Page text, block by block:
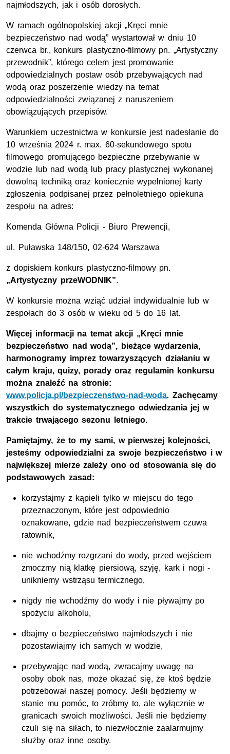
najmłodszych, jak i osób dorosłych.
W ramach ogólnopolskiej akcji „Kręci mnie
bezpieczeństwo nad wodą” wystartował w dniu 10
czerwca br., konkurs plastyczno-filmowy pn. „Artystyczny
przewodnik”, którego celem jest promowanie
odpowiedzialnych postaw osób przebywających nad
wodą oraz poszerzenie wiedzy na temat
odpowiedzialności związanej z naruszeniem
obowiązujących przepisów.
Warunkiem uczestnictwa w konkursie jest nadesłanie do
10 września 2024 r. max. 60-sekundowego spotu
filmowego promującego bezpieczne przebywanie w
wodzie lub nad wodą lub pracy plastycznej wykonanej
dowolną techniką oraz koniecznie wypełnionej karty
zgłoszenia podpisanej przez pełnoletniego opiekuna
zespołu na adres:
Komenda Główna Policji - Biuro Prewencji,
ul. Puławska 148/150, 02-624 Warszawa
z dopiskiem konkurs plastyczno-filmowy pn.
„Artystyczny przeWODNIK”.
W konkursie można wziąć udział indywidualnie lub w
zespołach do 3 osób w wieku od 5 do 16 lat.
Więcej informacji na temat akcji „Kręci mnie
bezpieczeństwo nad wodą”, bieżące wydarzenia,
harmonogramy imprez towarzyszących działaniu w
całym kraju, quizy, porady oraz regulamin konkursu
można znaleźć na stronie:
www.policja.pl/bezpieczenstwo-nad-woda. Zachęcamy
wszystkich do systematycznego odwiedzania jej w
trakcie trwającego sezonu letniego.
Pamiętajmy, że to my sami, w pierwszej kolejności,
jesteśmy odpowiedzialni za swoje bezpieczeństwo i w
największej mierze zależy ono od stosowania się do
podstawowych zasad:
korzystajmy z kąpieli tylko w miejscu do tego
przeznaczonym, które jest odpowiednio
oznakowane, gdzie nad bezpieczeństwem czuwa
ratownik,
nie wchodźmy rozgrzani do wody, przed wejściem
zmoczmy nią klatkę piersiową, szyję, kark i nogi -
unikniemy wstrząsu termicznego,
nigdy nie wchodźmy do wody i nie pływajmy po
spożyciu alkoholu,
dbajmy o bezpieczeństwo najmłodszych i nie
pozostawiajmy ich samych w wodzie,
przebywając nad wodą, zwracajmy uwagę na
osoby obok nas, może okazać się, że ktoś będzie
potrzebował naszej pomocy. Jeśli będziemy w
stanie mu pomóc, to zróbmy to, ale wyłącznie w
granicach swoich możliwości. Jeśli nie będziemy
czuli się na siłach, to niezwłocznie zaalarmujmy
służby oraz inne osoby.